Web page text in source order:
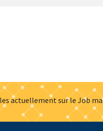
actuellement sur le Job